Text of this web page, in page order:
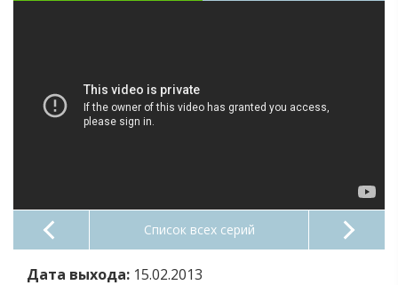
Список всех серий
Дата выхода: 15.02.2013